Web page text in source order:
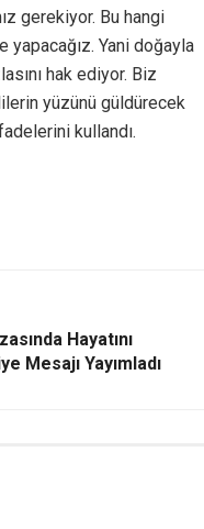
gerekiyor. Bu hangi
Yani doğayla
hak ediyor. Biz
yüzünü güldürecek
kullandı.
Hayatını
Mesajı Yayımladı